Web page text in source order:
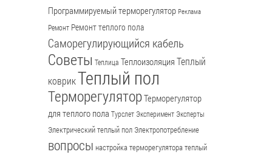
Программируемый терморегулятор Реклама
Ремонт Ремонт теплого пола
Саморегулирующийся кабель
Советы Теплица Теплоизоляция Теплый
коврикТеплый пол
ТерморегуляторТерморегулятор
для теплого пола Турслет Эксперимент Эксперты
Электрический теплый пол Электропотребление
вопросы настройка терморегуляторатеплый